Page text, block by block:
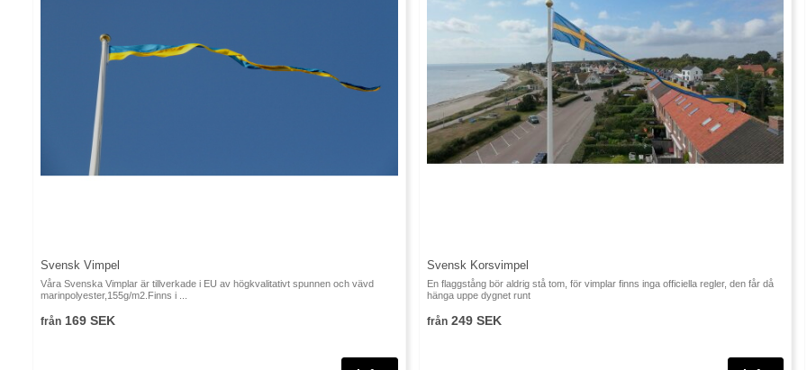
Svensk Vimpel
Våra Svenska Vimplar är tillverkade i EU av högkvalitativt spunnen och vävd
marinpolyester,155g/m2.Finns i ...
från 169 SEK
Svensk Korsvimpel
En flaggstång bör aldrig stå tom, för vimplar finns inga officiella regler, den får då
hänga uppe dygnet runt
från249 SEK